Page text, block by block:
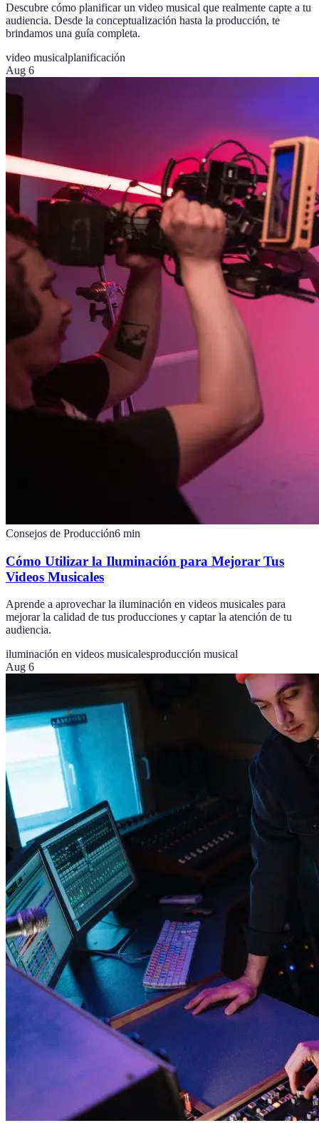
Descubre cómo planificar un video musical que realmente capte a tu
audiencia. Desde la conceptualización hasta la producción, te
brindamos una guía completa.
video musicalplanificación
Aug 6
Consejos de Producción6 min
Cómo Utilizar la Iluminación para Mejorar Tus
Videos Musicales
Aprende a aprovechar la iluminación en videos musicales para
mejorar la calidad de tus producciones y captar la atención de tu
audiencia.
iluminación en videos musicalesproducción musical
Aug 6